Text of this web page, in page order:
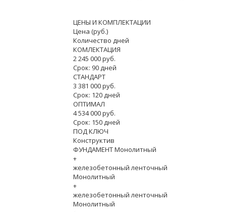
ЦЕНЫ И КОМПЛЕКТАЦИИ
Цена (руб.)
Количество дней
КОМЛЕКТАЦИЯ
2 245 000 руб.
Срок: 90 дней
СТАНДАРТ
3 381 000 руб.
Срок: 120 дней
ОПТИМАЛ
4 534 000 руб.
Срок: 150 дней
ПОД КЛЮЧ
Конструктив
ФУНДАМЕНТ Монолитный
+
железобетонный ленточный
Монолитный
+
железобетонный ленточный
Монолитный